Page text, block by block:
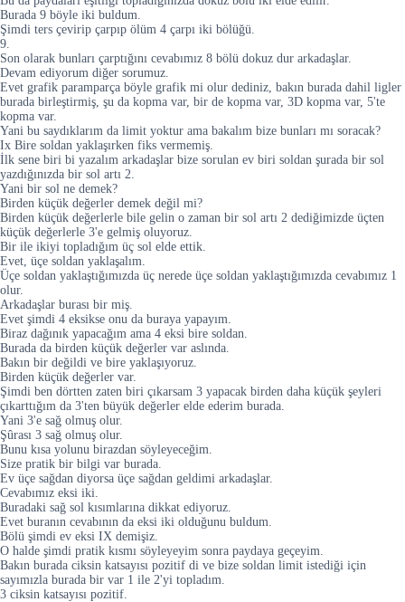
Burada 9 böyle iki buldum.
Şimdi ters çevirip çarpıp ölüm 4 çarpı iki bölüğü.
9.
Son olarak bunları çarptığını cevabımız 8 bölü dokuz dur arkadaşlar.
Devam ediyorum diğer sorumuz.
Evet grafik paramparça böyle grafik mi olur dediniz, bakın burada dahil ligler
burada birleştirmiş, şu da kopma var, bir de kopma var, 3D kopma var, 5'te
kopma var.
Yani bu saydıklarım da limit yoktur ama bakalım bize bunları mı soracak?
Ix Bire soldan yaklaşırken fiks vermemiş.
İlk sene biri bi yazalım arkadaşlar bize sorulan ev biri soldan şurada bir sol
yazdığınızda bir sol artı 2.
Yani bir sol ne demek?
Birden küçük değerler demek değil mi?
Birden küçük değerlerle bile gelin o zaman bir sol artı 2 dediğimizde üçten
küçük değerlerle 3'e gelmiş oluyoruz.
Bir ile ikiyi topladığım üç sol elde ettik.
Evet, üçe soldan yaklaşalım.
Üçe soldan yaklaştığımızda üç nerede üçe soldan yaklaştığımızda cevabımız 1
olur.
Arkadaşlar burası bir miş.
Evet şimdi 4 eksikse onu da buraya yapayım.
Biraz dağınık yapacağım ama 4 eksi bire soldan.
Burada da birden küçük değerler var aslında.
Bakın bir değildi ve bire yaklaşıyoruz.
Birden küçük değerler var.
Şimdi ben dörtten zaten biri çıkarsam 3 yapacak birden daha küçük şeyleri
çıkarttığım da 3'ten büyük değerler elde ederim burada.
Yani 3'e sağ olmuş olur.
Şûrası 3 sağ olmuş olur.
Bunu kısa yolunu birazdan söyleyeceğim.
Size pratik bir bilgi var burada.
Ev üçe sağdan diyorsa üçe sağdan geldimi arkadaşlar.
Cevabımız eksi iki.
Buradaki sağ sol kısımlarına dikkat ediyoruz.
Evet buranın cevabının da eksi iki olduğunu buldum.
Bölü şimdi ev eksi IX demişiz.
O halde şimdi pratik kısmı söyleyeyim sonra paydaya geçeyim.
Bakın burada ciksin katsayısı pozitif di ve bize soldan limit istediği için
sayımızla burada bir var 1 ile 2'yi topladım.
3 ciksin katsayısı pozitif.